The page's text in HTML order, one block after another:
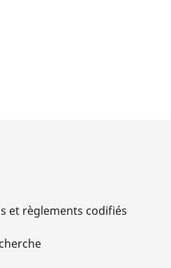
et règlements codifiés